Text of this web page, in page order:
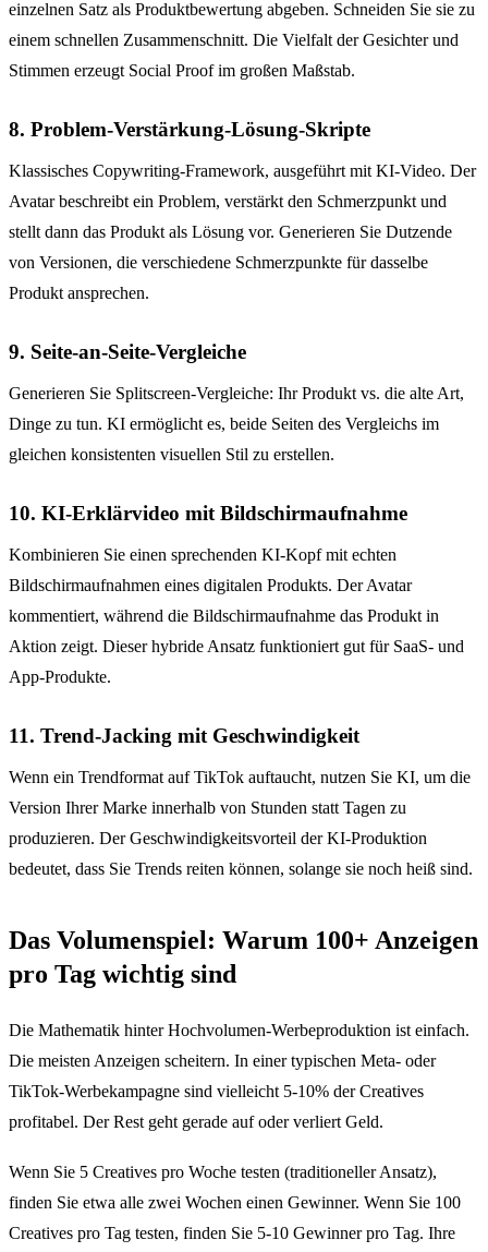
einzelnen Satz als Produktbewertung abgeben. Schneiden Sie sie zu
einem schnellen Zusammenschnitt. Die Vielfalt der Gesichter und
Stimmen erzeugt Social Proof im großen Maßstab.
8. Problem-Verstärkung-Lösung-Skripte
Klassisches Copywriting-Framework, ausgeführt mit KI-Video. Der
Avatar beschreibt ein Problem, verstärkt den Schmerzpunkt und
stellt dann das Produkt als Lösung vor. Generieren Sie Dutzende
von Versionen, die verschiedene Schmerzpunkte für dasselbe
Produkt ansprechen.
9. Seite-an-Seite-Vergleiche
Generieren Sie Splitscreen-Vergleiche: Ihr Produkt vs. die alte Art,
Dinge zu tun. KI ermöglicht es, beide Seiten des Vergleichs im
gleichen konsistenten visuellen Stil zu erstellen.
10. KI-Erklärvideo mit Bildschirmaufnahme
Kombinieren Sie einen sprechenden KI-Kopf mit echten
Bildschirmaufnahmen eines digitalen Produkts. Der Avatar
kommentiert, während die Bildschirmaufnahme das Produkt in
Aktion zeigt. Dieser hybride Ansatz funktioniert gut für SaaS- und
App-Produkte.
11. Trend-Jacking mit Geschwindigkeit
Wenn ein Trendformat auf TikTok auftaucht, nutzen Sie KI, um die
Version Ihrer Marke innerhalb von Stunden statt Tagen zu
produzieren. Der Geschwindigkeitsvorteil der KI-Produktion
bedeutet, dass Sie Trends reiten können, solange sie noch heiß sind.
Das Volumenspiel: Warum 100+ Anzeigen
pro Tag wichtig sind
Die Mathematik hinter Hochvolumen-Werbeproduktion ist einfach.
Die meisten Anzeigen scheitern. In einer typischen Meta- oder
TikTok-Werbekampagne sind vielleicht 5-10% der Creatives
profitabel. Der Rest geht gerade auf oder verliert Geld.
Wenn Sie 5 Creatives pro Woche testen (traditioneller Ansatz),
finden Sie etwa alle zwei Wochen einen Gewinner. Wenn Sie 100
Creatives pro Tag testen, finden Sie 5-10 Gewinner pro Tag. Ihre